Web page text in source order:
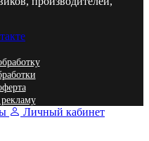
Личный кабинет